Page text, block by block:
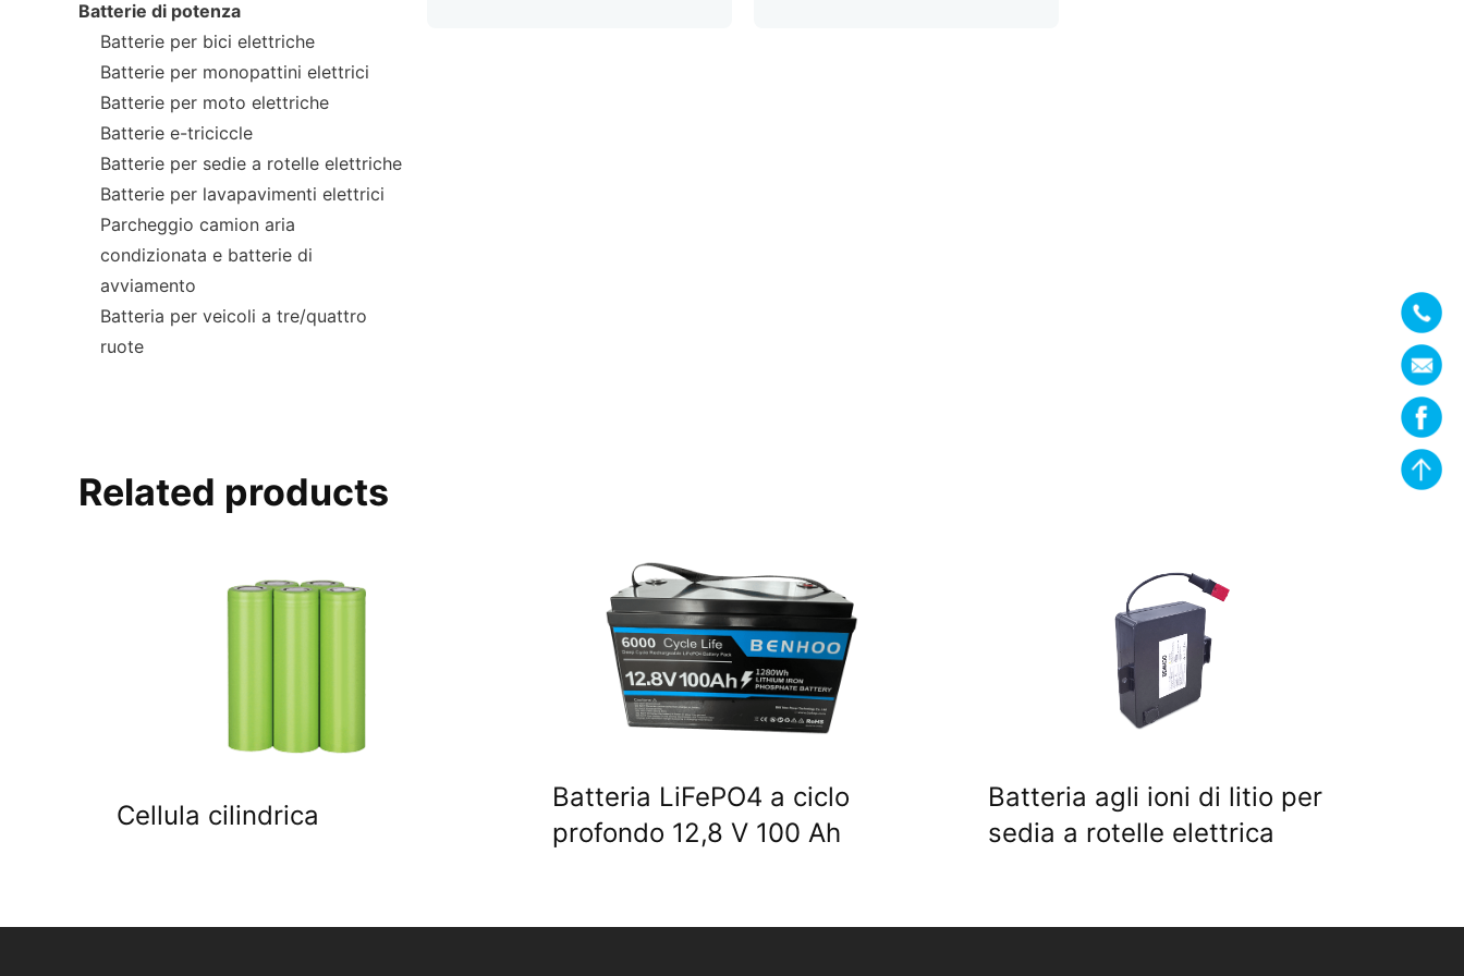
Batterie di potenza
Batterie per bici elettriche
Batterie per monopattini elettrici
Batterie per moto elettriche
Batterie e-triciccle
Batterie per sedie a rotelle elettriche
Batterie per lavapavimenti elettrici
Parcheggio camion aria
condizionata e batterie di
avviamento
Batteria per veicoli a tre/quattro
ruote
Related products
Cellula cilindrica
Batteria LiFePO4 a ciclo
profondo 12,8 V 100 Ah
Batteria agli ioni di litio per
sedia a rotelle elettrica